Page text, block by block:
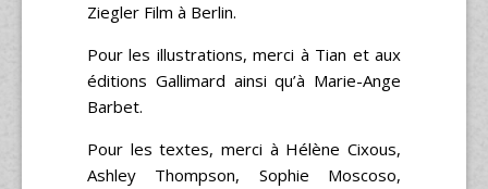
Ziegler Film à Berlin.
Pour les illustrations, merci à Tian et aux
éditions Gallimard ainsi qu’à Marie-Ange
Barbet.
Pour les textes, merci à Hélène Cixous,
Ashley Thompson, Sophie Moscoso,